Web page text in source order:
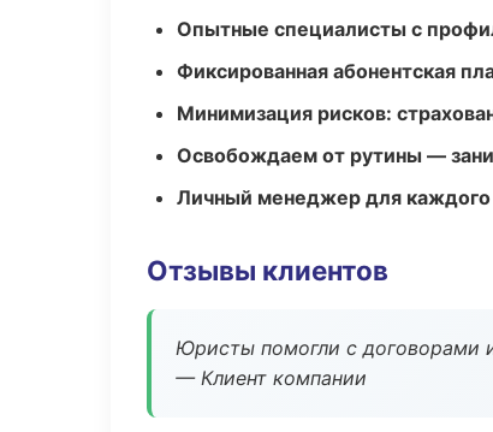
Опытные специалисты с
Фиксированная абонентская
Минимизация рисков:
Освобождаем от рутины —
Личный менеджер для каждого
Отзывы клиентов
Юристы помогли с договорами
— Клиент компании